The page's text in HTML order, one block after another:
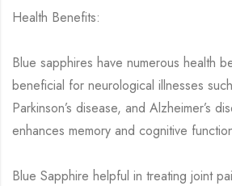
Health Benefits:
Blue sapphires have numerous health
beneficial for neurological illnesses
Parkinson’s disease, and Alzheimer’s
enhances memory and cognitive
Blue Sapphire helpful in treating joint